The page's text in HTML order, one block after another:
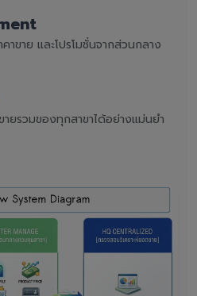
าขาย และโปรโมชั่นจากส่วนกลาง
ายรวมของทุกสาขาได้อย่างแม่นยำ